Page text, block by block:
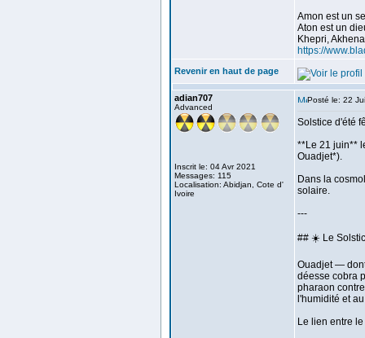
Amon est un
Aton est un
Khepri,
https://
Revenir en haut de page
adian707
Advanced
Inscrit le: 04 Avr 2021
Messages: 115
Localisation: Abidjan, Cote d'
Ivoire
Posté le: 22
Solstice d'été
**Le 21 juin**
Ouadjet*).
Dans la
solaire.
---
## ☀️ Le
Ouadjet —
déesse cobra
pharaon
l'humidité et
Le lien entre